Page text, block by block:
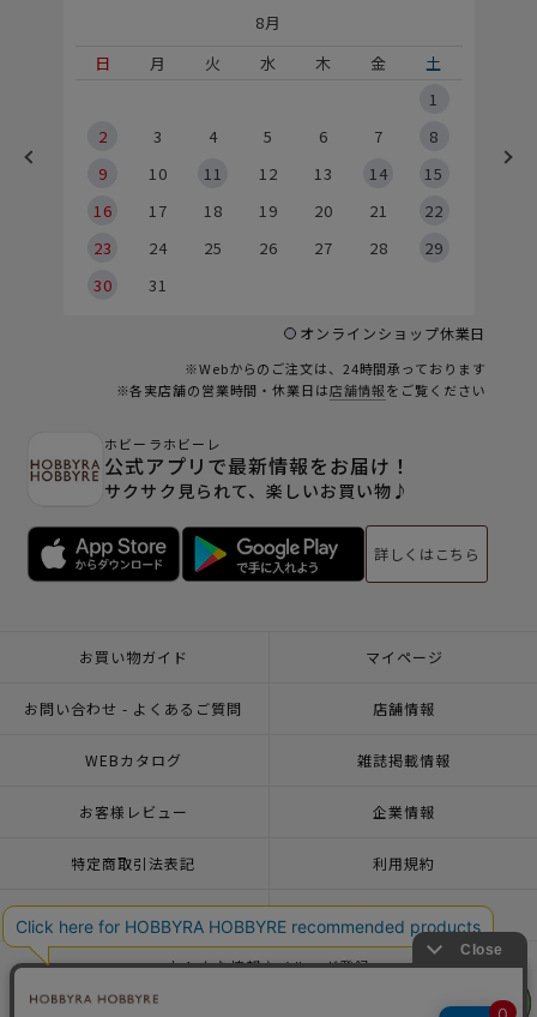
フェア
フェア
8月
日
月 火 水 木 金
土
1
2
3 4 5 6 7
8
9
10 11 12 13 14
15
16
17 18 19 20 21
22
23
24 25 26 27 28
29
30
31
オンラインショップ休業日
※Webからのご注文は、24時間承っております
※各実店舗の営業時間・休業日は店舗情報をご覧ください
ホビーラホビーレ
公式アプリで最新情報をお届け！
サクサク見られて、楽しいお買い物♪
詳しくはこちら
お買い物ガイド マイページ
お問い合わせ - よくあるご質問 店舗情報
WEBカタログ 雑誌掲載情報
お客様レビュー 企業情報
特定商取引法表記 利用規約
一緒に働こう♪求人情報
おトクな情報♪メルマガ登録